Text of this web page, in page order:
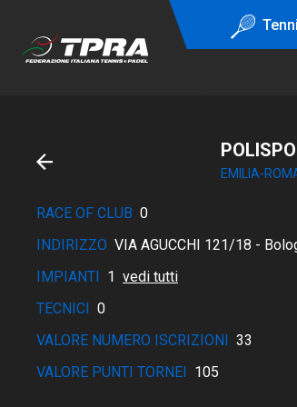
EMILIA-
RACE OF CLUB 0
INDIRIZZO VIA AGUCCHI 121/18 -
IMPIANTI 1 vedi tutti
TECNICI 0
VALORE NUMERO ISCRIZIONI 33
VALORE PUNTI TORNEI 105